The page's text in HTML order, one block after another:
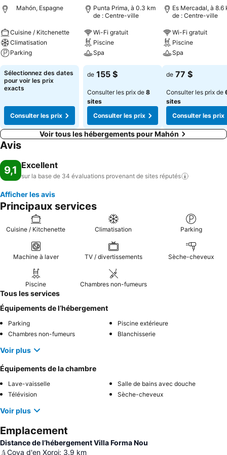
Mahón, Espagne
Cuisine / Kitchenette
Climatisation
Parking
Sélectionnez des dates
pour voir les prix
exacts
Consulter les prix
Punta Prima, à 0.3 km
de : Centre-ville
Wi-Fi gratuit
Piscine
Spa
de 155 $
Consulter les prix de 8
sites
Consulter les prix
Es Mercadal, à 8.6
de : Centre-ville
Wi-Fi gratuit
Piscine
Spa
de 77 $
Consulter les prix de
sites
Consulter les prix
Voir tous les hébergements pour Mahón
Avis
9,1 Excellent
sur la base de 34 évaluations provenant de sites réputés
Afficher les avis
Principaux services
Cuisine / Kitchenette Climatisation Parking
Machine à laver TV / divertissements Sèche-cheveux
Piscine Chambres non-fumeurs
Tous les services
Équipements de l’hébergement
Parking
Piscine extérieure
Chambres non-fumeurs
Blanchisserie
Voir plus
Équipements de la chambre
Lave-vaisselle
Salle de bains avec douche
Télévision
Sèche-cheveux
Voir plus
Emplacement
Distance de l’hébergement Villa Forma Nou
Cova d'en Xoroi: 3.9 km